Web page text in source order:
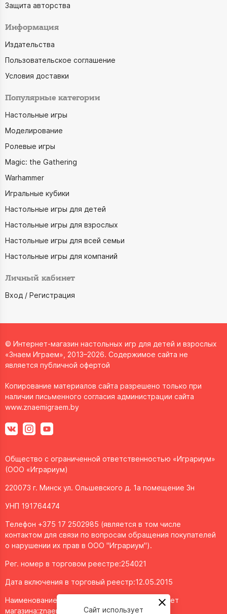
Защита авторства
Информация
Издательства
Пользовательское соглашение
Условия доставки
Популярные категории
Настольные игры
Моделирование
Ролевые игры
Magic: the Gathering
Warhammer
Игральные кубики
Настольные игры для детей
Настольные игры для взрослых
Настольные игры для всей семьи
Настольные игры для компаний
Личный кабинет
Вход / Регистрация
© Интернет-магазин настольных игр для детей и взрослых
«Знаем Играем», 2013–2026. Содержимое сайта не
является публичной офертой
Копирование материалов сайта разрешено только при
наличии письменного согласия администрации сайта
www.znaemigraem.by
Общество с ограниченной ответственностью «Играриум»
(ООО «Играриум)
220073 г. Минск ул. Ольшевского д. 1а помещение 3н
УНП 191764474
Телефон +375 17 2502985 (является в том числе
контактом для связи по вопросам обращения покупателей
о нарушении их прав в ООО "Играриум").
Рег. номер в торговом реестре:254021
Дата включения в торговый реестр:12.05.2015
Наименование объекта/доменное имя интернет
магазина:znaemigraem.byСайт использует